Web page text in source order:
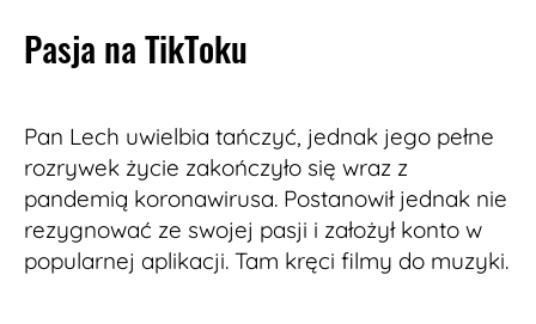
Pasja na TikToku
Pan Lech uwielbia tańczyć, jednak jego pełne
rozrywek życie zakończyło się wraz z
pandemią koronawirusa. Postanowił jednak nie
rezygnować ze swojej pasji i założył konto w
popularnej aplikacji. Tam kręci filmy do muzyki.